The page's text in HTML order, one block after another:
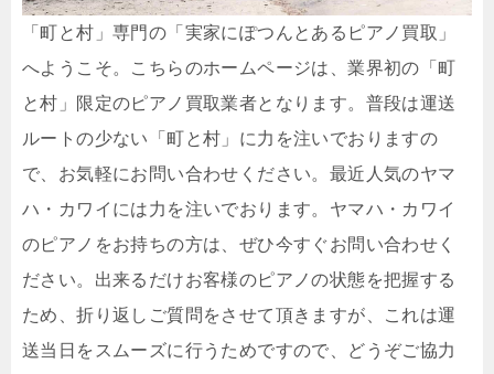
「町と村」専門の「実家にぽつんとあるピアノ買取」
へようこそ。こちらのホームページは、業界初の「町
と村」限定のピアノ買取業者となります。普段は運送
ルートの少ない「町と村」に力を注いでおりますの
で、お気軽にお問い合わせください。最近人気のヤマ
ハ・カワイには力を注いでおります。ヤマハ・カワイ
のピアノをお持ちの方は、ぜひ今すぐお問い合わせく
ださい。出来るだけお客様のピアノの状態を把握する
ため、折り返しご質問をさせて頂きますが、これは運
送当日をスムーズに行うためですので、どうぞご協力